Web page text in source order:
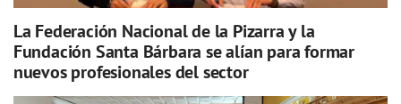
La Federación Nacional de la Pizarra y la
Fundación Santa Bárbara se alían para formar
nuevos profesionales del sector